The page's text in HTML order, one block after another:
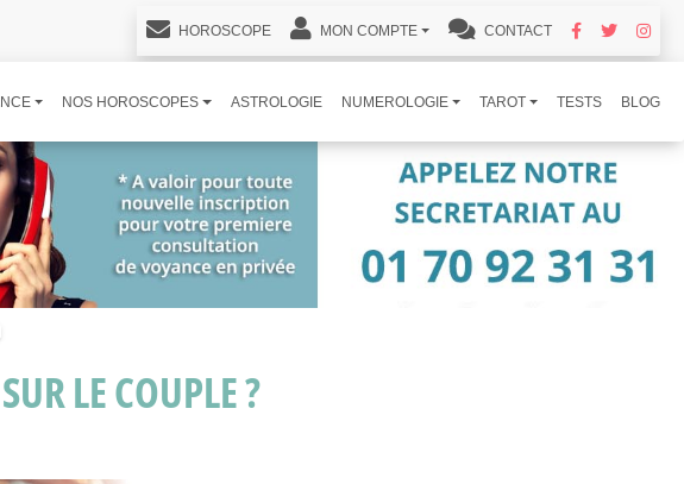
HOROSCOPE MON COMPTE CONTACT
NOS HOROSCOPES ASTROLOGIE NUMEROLOGIE TAROT TESTS BLOG
LE COUPLE ?